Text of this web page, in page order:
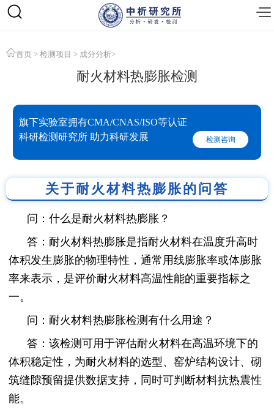
首页 > 检测项目 > 成分分析>
耐火材料热膨胀检测
旗下实验室拥有CMA/CNAS/ISO等认证
科研检测研究所 助力科研发展
检测咨询
关于耐火材料热膨胀的问答
问：什么是耐火材料热膨胀？
答：耐火材料热膨胀是指耐火材料在温度升高时
体积发生膨胀的物理特性，通常用线膨胀率或体膨胀
率来表示，是评价耐火材料高温性能的重要指标之
一。
问：耐火材料热膨胀检测有什么用途？
答：该检测可用于评估耐火材料在高温环境下的
体积稳定性，为耐火材料的选型、窑炉结构设计、砌
筑缝隙预留提供数据支持，同时可判断材料抗热震性
能。